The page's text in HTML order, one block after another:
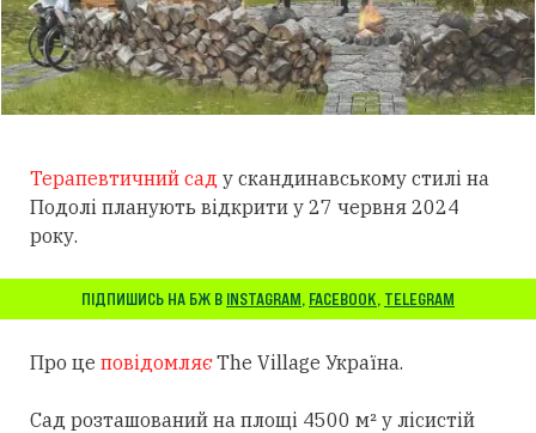
Терапевтичний сад у скандинавському стилі на
Подолі планують відкрити у 27 червня 2024
року.
ПІДПИШИСЬ НА БЖ В INSTAGRAM, FACEBOOK, TELEGRAM
Про це повідомляєThe Village Україна.
Сад розташований на площі 4500 м² у лісистій